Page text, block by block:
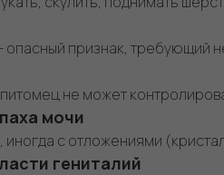
признак, требующий
не может
мочи
иногда с отложениями
гениталий